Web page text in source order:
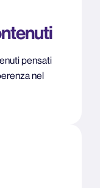
pensati
nel